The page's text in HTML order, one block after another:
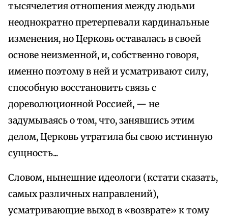
тысячелетия отношения между людьми
неоднократно претерпевали кардинальные
изменения, но Церковь оставалась в своей
основе неизменной, и, собственно говоря,
именно поэтому в ней и усматривают силу,
способную восстановить связь с
дореволюционной Россией, — не
задумываясь о том, что, занявшись этим
делом, Церковь утратила бы свою истинную
сущность...
Словом, нынешние идеологи (кстати сказать,
самых различных направлений),
усматривающие выход в «возврате» к тому